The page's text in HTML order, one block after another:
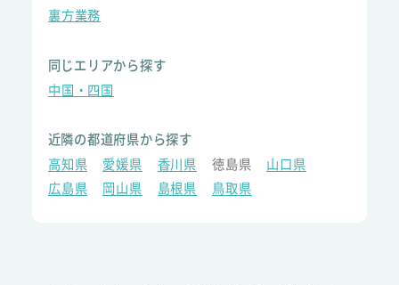
裏方業務
同じエリアから探す
中国・四国
近隣の都道府県から探す
高知県
愛媛県 香川県 徳島県
山口県
広島県
岡山県 島根県 鳥取県